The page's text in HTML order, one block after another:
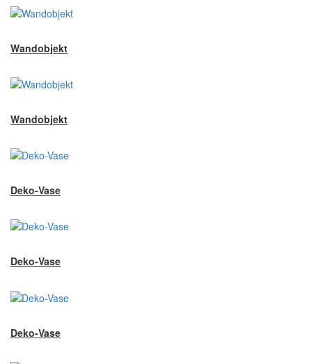
Wandobjekt
Wandobjekt
Deko-Vase
Deko-Vase
Deko-Vase